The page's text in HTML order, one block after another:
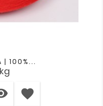
| 100%...
kg
favorite